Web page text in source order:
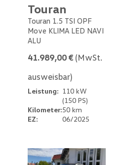
Touran
Touran 1.5 TSI OPF
Move KLIMA LED NAVI
ALU
41.989,00 € (MwSt.
ausweisbar)
Leistung: 110 kW
(150 PS)
Kilometer:50 km
EZ:
06/2025